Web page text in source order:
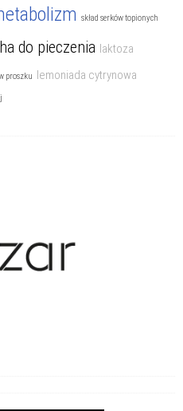
skład serków topionych
do pieczenia laktoza
proszku lemoniada cytrynowa